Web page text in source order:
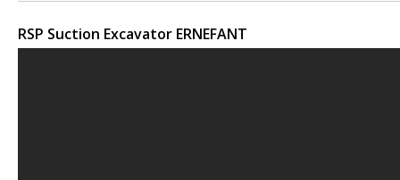
RSP Suction Excavator ERNEFANT